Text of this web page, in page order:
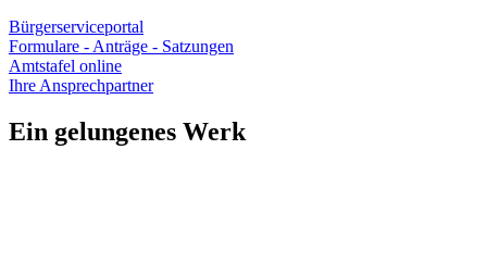
Bürgerserviceportal
Formulare - Anträge - Satzungen
Amtstafel online
Ihre Ansprechpartner
Ein gelungenes Werk